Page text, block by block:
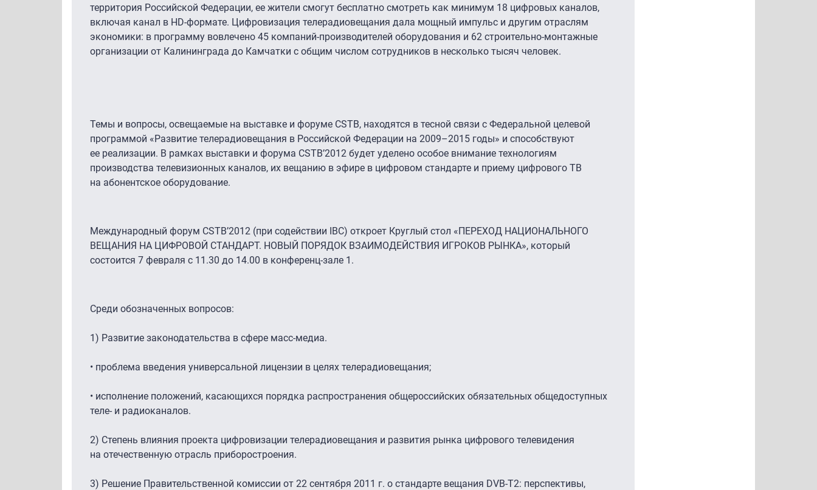
территория Российской Федерации, ее жители смогут бесплатно смотреть как минимум 18 цифровых каналов,
включая канал в HD-формате. Цифровизация телерадиовещания дала мощный импульс и другим отраслям
экономики: в программу вовлечено 45 компаний-производителей оборудования и 62 строительно-монтажные
организации от Калининграда до Камчатки с общим числом сотрудников в несколько тысяч человек.
Темы и вопросы, освещаемые на выставке и форуме CSTB, находятся в тесной связи с Федеральной целевой
программой «Развитие телерадиовещания в Российской Федерации на 2009–2015 годы» и способствуют
ее реализации. В рамках выставки и форума CSTB’2012 будет уделено особое внимание технологиям
производства телевизионных каналов, их вещанию в эфире в цифровом стандарте и приему цифрового ТВ
на абонентское оборудование.
Международный форум CSTB’2012 (при содействии IBC) откроет Круглый стол «ПЕРЕХОД НАЦИОНАЛЬНОГО
ВЕЩАНИЯ НА ЦИФРОВОЙ СТАНДАРТ. НОВЫЙ ПОРЯДОК ВЗАИМОДЕЙСТВИЯ ИГРОКОВ РЫНКА», который
состоится 7 февраля с 11.30 до 14.00 в конференц-зале 1.
Среди обозначенных вопросов:
1) Развитие законодательства в сфере масс-медиа.
• проблема введения универсальной лицензии в целях телерадиовещания;
• исполнение положений, касающихся порядка распространения общероссийских обязательных общедоступных
теле- и радиоканалов.
2) Степень влияния проекта цифровизации телерадиовещания и развития рынка цифрового телевидения
на отечественную отрасль приборостроения.
3) Решение Правительственной комиссии от 22 сентября 2011 г. о стандарте вещания DVB-T2: перспективы,